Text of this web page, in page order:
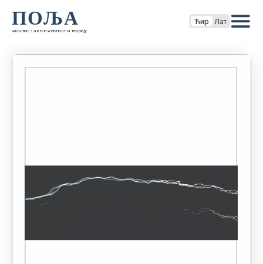
ПОЉА
часопис за књижевност и теорију
Ћир Лат